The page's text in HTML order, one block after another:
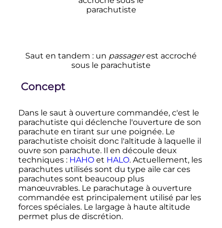
Saut en tandem : un passagerest accroché
sous le parachutiste
Concept
Dans le saut à ouverture commandée, c'est le
parachutiste qui déclenche l'ouverture de son
parachute en tirant sur une poignée. Le
parachutiste choisit donc l'altitude à laquelle il
ouvre son parachute. Il en découle deux
techniques : HAHOet HALO. Actuellement, les
parachutes utilisés sont du type aile car ces
parachutes sont beaucoup plus
manœuvrables. Le parachutage à ouverture
commandée est principalement utilisé par les
forces spéciales. Le largage à haute altitude
permet plus de discrétion.